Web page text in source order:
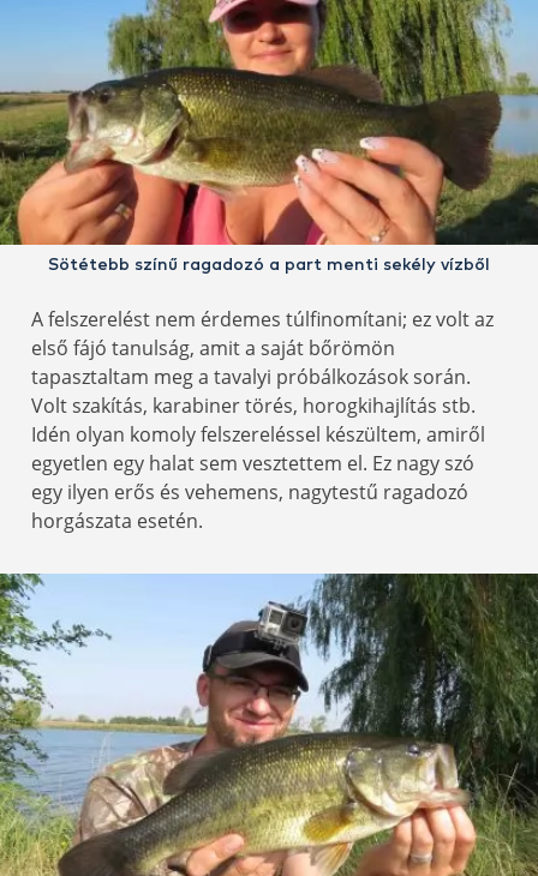
Sötétebb színű ragadozó a part menti sekély vízből
A felszerelést nem érdemes túlfinomítani; ez volt az
első fájó tanulság, amit a saját bőrömön
tapasztaltam meg a tavalyi próbálkozások során.
Volt szakítás, karabiner törés, horogkihajlítás stb.
Idén olyan komoly felszereléssel készültem, amiről
egyetlen egy halat sem vesztettem el. Ez nagy szó
egy ilyen erős és vehemens, nagytestű ragadozó
horgászata esetén.